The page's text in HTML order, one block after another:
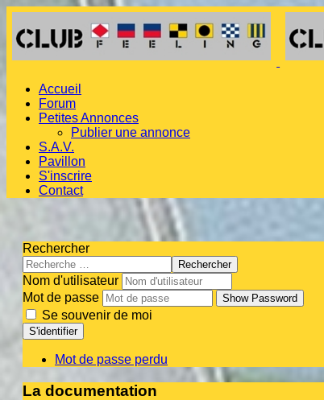
Accueil
Forum
Petites Annonces
Publier une annonce
S.A.V.
Pavillon
S'inscrire
Contact
Rechercher
Rechercher
Nom d'utilisateur
Mot de passe
Show Password
Se souvenir de moi
S'identifier
Mot de passe perdu
La documentation